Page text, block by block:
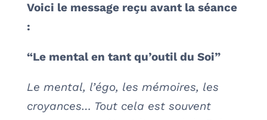
Voici le message reçu avant la séance
:
“Le mental en tant qu’outil du Soi”
Le mental, l’égo, les mémoires, les
croyances… Tout cela est souvent